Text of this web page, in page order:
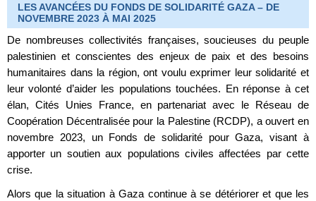
LES AVANCÉES DU FONDS DE SOLIDARITÉ GAZA – DE
NOVEMBRE 2023 À MAI 2025
De nombreuses collectivités françaises, soucieuses du peuple
palestinien et conscientes des enjeux de paix et des besoins
humanitaires dans la région, ont voulu exprimer leur solidarité et
leur volonté d’aider les populations touchées. En réponse à cet
élan, Cités Unies France, en partenariat avec le Réseau de
Coopération Décentralisée pour la Palestine (RCDP), a ouvert en
novembre 2023, un Fonds de solidarité pour Gaza, visant à
apporter un soutien aux populations civiles affectées par cette
crise.
Alors que la situation à Gaza continue à se détériorer et que les